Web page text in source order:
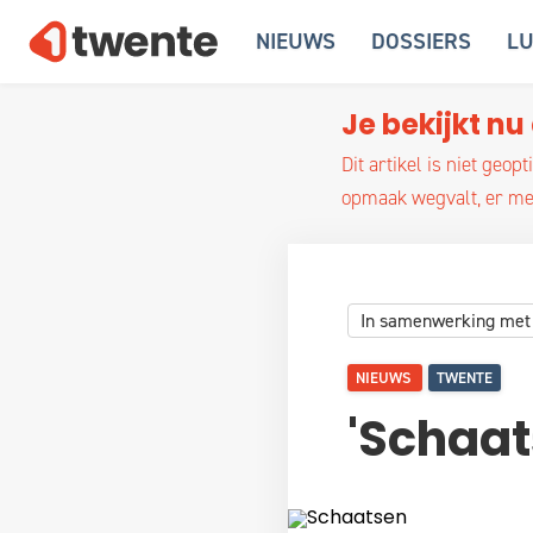
NIEUWS DOSSIERS
Je bekijkt
Dit artikel is niet
opmaak wegvalt, er
In samenwerking met
NIEUWS TWENTE